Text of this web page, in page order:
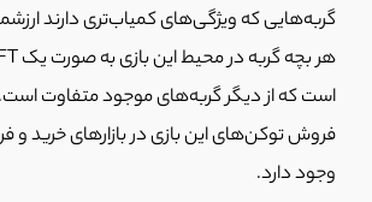
گربه‌هایی که ویژگی‌های کمیاب‌تری دارند
است که از دیگر گربه‌های موجود متفاوت
وجود دارد.